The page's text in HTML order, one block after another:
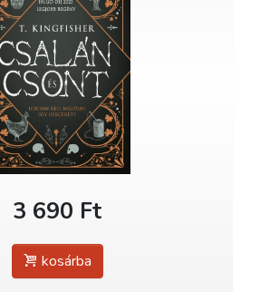
3 690 Ft
kosárba